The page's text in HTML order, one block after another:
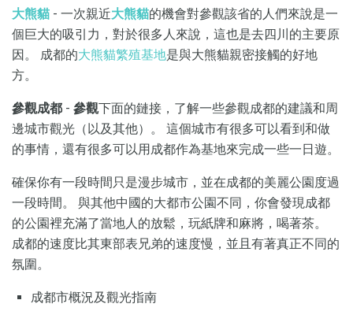
大熊貓 - 一次親近大熊貓的機會對參觀該省的人們來說是一
個巨大的吸引力，對於很多人來說，這也是去四川的主要原
因。 成都的大熊貓繁殖基地是與大熊貓親密接觸的好地
方。
參觀成都 - 參觀下面的鏈接，了解一些參觀成都的建議和周
邊城市觀光（以及其他）。 這個城市有很多可以看到和做
的事情，還有很多可以用成都作為基地來完成一些一日遊。
確保你有一段時間只是漫步城市，並在成都的美麗公園度過
一段時間。 與其他中國的大都市公園不同，你會發現成都
的公園裡充滿了當地人的放鬆，玩紙牌和麻將，喝著茶。
成都的速度比其東部表兄弟的速度慢，並且有著真正不同的
氛圍。
成都市概況及觀光指南